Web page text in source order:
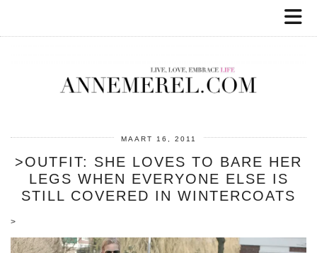
MAART 16, 2011
>OUTFIT: SHE LOVES TO BARE HER
LEGS WHEN EVERYONE ELSE IS
STILL COVERED IN WINTERCOATS
>